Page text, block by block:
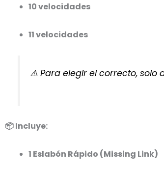
10 velocidades
11 velocidades
⚠️ Para elegir el correcto, solo
📦 Incluye:
1 Eslabón Rápido (Missing Link)